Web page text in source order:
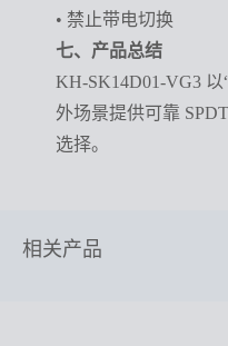
• 禁止带电切换
七、产品总结
KH-SK14D01-VG3
外场景提供可靠
选择。
相关产品